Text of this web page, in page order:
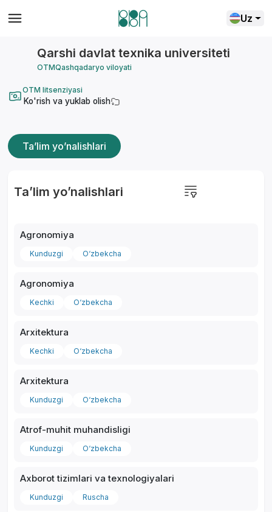
Uz
Qarshi davlat texnika universiteti
OTMQashqadaryo viloyati
OTM litsenziyasi
Ko'rish va yuklab olish
Ta’lim yo’nalishlari
Ta’lim yo’nalishlari
Agronomiya
Kunduzgi O‘zbekcha
Agronomiya
Kechki O‘zbekcha
Arxitektura
Kechki O‘zbekcha
Arxitektura
Kunduzgi O‘zbekcha
Atrof-muhit muhandisligi
Kunduzgi O‘zbekcha
Axborot tizimlari va texnologiyalari
Kunduzgi Ruscha